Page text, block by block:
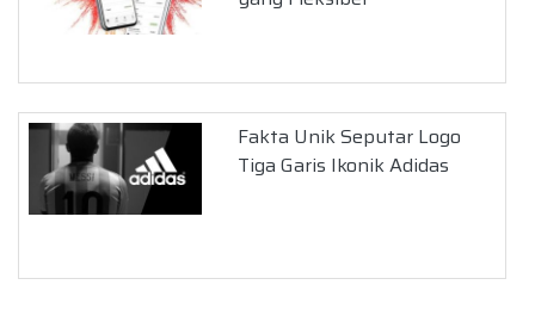
Fakta Unik Seputar Logo
Tiga Garis Ikonik Adidas